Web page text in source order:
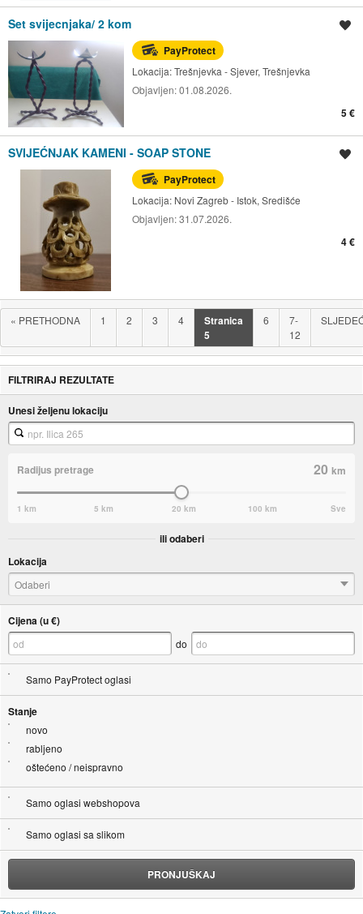
Set svijecnjaka/ 2 kom
PayProtect
Lokacija:Trešnjevka - Sjever, Trešnjevka
Objavljen:01.08.2026.
5 €
SVIJEĆNJAK KAMENI - SOAP STONE
PayProtect
Lokacija: Novi Zagreb - Istok, Središće
Objavljen:31.07.2026.
4 €
« PRETHODNA 1 2 3 4
Stranica
5
6
7-
12
FILTRIRAJ REZULTATE
Unesi željenu lokaciju
Radijus pretrage 20km
1 km 5 km 20 km 100 km Sve
ili odaberi
Lokacija
Odaberi
Cijena (u €)
do
Samo PayProtect oglasi
Stanje
novo
rabljeno
oštećeno / neispravno
Samo oglasi webshopova
Samo oglasi sa slikom
PRONJUŠKAJ